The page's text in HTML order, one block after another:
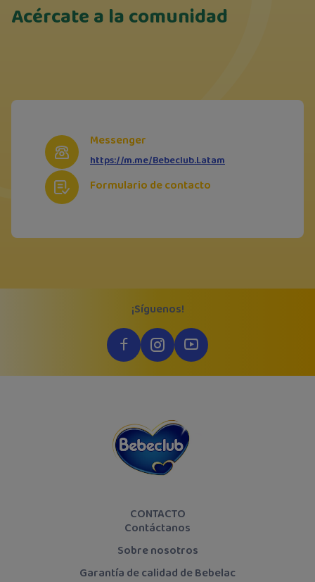
Acércate a la comunidad
Messenger
https://m.me/Bebeclub.Latam
Formulario de contacto
CONTACTO
Contáctanos
Sobre nosotros
Garantía de calidad de Bebelac
¡Síguenos!